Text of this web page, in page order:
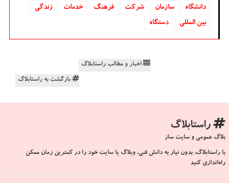
دانشگاه‌ سازمان شركت فرهنگ خدمات
زندگی
بین المللی
دستگاه
اخبار و مطالب راستابلاگ
بازگشت به راستابلاگ
راستابلاگ
بلاگ عمومی و سایت ساز
با راستابلاگ، بدون نیاز به دانش فنی، وبلاگ یا سایت خود را در کمترین زمان ممکن
راه‌اندازی کنید